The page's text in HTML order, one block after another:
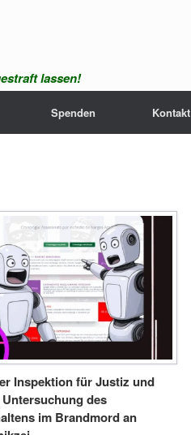
lassen!
Spenden Kontakt
Inspektion für Justiz und
des
im Brandmord an